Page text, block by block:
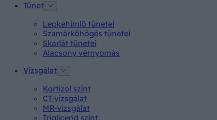
Tünet
Lepkehimlő tünetei
Szamárköhögés tünetei
Skarlát tünetei
Alacsony vérnyomás
Vizsgálat
Kortizol szint
CT-vizsgálat
MR-vizsgálat
Triglicerid szint